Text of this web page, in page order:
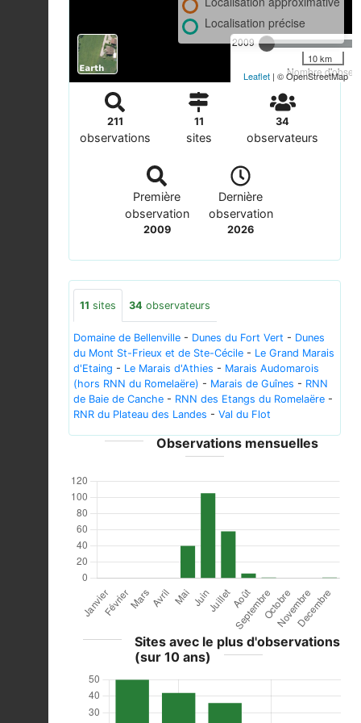
2009
Nombre
Localisation précise
10 km
Leaflet | © OpenStreetMap
211
observations
11
sites
34
observateurs
Première
observation
2009
Dernière
observation
2026
11 sites 34 observateurs
Domaine de Bellenville - Dunes du Fort Vert - Dunes
du Mont St-Frieux et de Ste-Cécile - Le Grand Marais
d'Etaing - Le Marais d'Athies - Marais Audomarois
(hors RNN du Romelaëre) - Marais de Guînes - RNN
de Baie de Canche - RNN des Etangs du Romelaëre -
RNR du Plateau des Landes - Val du Flot
Observations mensuelles
Sites avec le plus d'observations
(sur 10 ans)